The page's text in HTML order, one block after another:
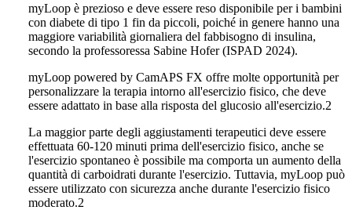
myLoop è prezioso e deve essere reso disponibile per i bambini
con diabete di tipo 1 fin da piccoli, poiché in genere hanno una
maggiore variabilità giornaliera del fabbisogno di insulina,
secondo la professoressa Sabine Hofer (ISPAD 2024).
myLoop powered by CamAPS FX offre molte opportunità per
personalizzare la terapia intorno all'esercizio fisico, che deve
essere adattato in base alla risposta del glucosio all'esercizio.2
La maggior parte degli aggiustamenti terapeutici deve essere
effettuata 60-120 minuti prima dell'esercizio fisico, anche se
l'esercizio spontaneo è possibile ma comporta un aumento della
quantità di carboidrati durante l'esercizio. Tuttavia, myLoop può
essere utilizzato con sicurezza anche durante l'esercizio fisico
moderato.2